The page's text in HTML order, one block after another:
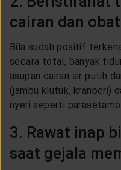
cairan dan
Bila sudah positif
secara total, banyak
asupan cairan air putih
(jambu klutuk, kranberi)
nyeri seperti
3. Rawat inap
saat gejala